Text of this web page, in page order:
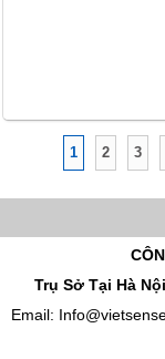
1 2 3
Trụ Sở Tại Hà
Email: